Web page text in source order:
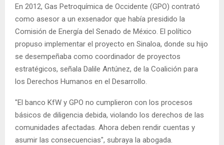
En 2012, Gas Petroquímica de Occidente (GPO) contrató
como asesor a un exsenador que había presidido la
Comisión de Energía del Senado de México. El político
propuso implementar el proyecto en Sinaloa, donde su hijo
se desempeñaba como coordinador de proyectos
estratégicos, señala Dalile Antúnez, de la Coalición para
los Derechos Humanos en el Desarrollo.
"El banco KfW y GPO no cumplieron con los procesos
básicos de diligencia debida, violando los derechos de las
comunidades afectadas. Ahora deben rendir cuentas y
asumir las consecuencias", subraya la abogada.